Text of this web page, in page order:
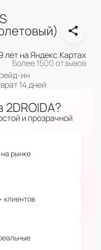
лет на Яндекс.Картах
Более 1500 отзывов
ин
14 дней
и прозрачной
на рынке
клиентов